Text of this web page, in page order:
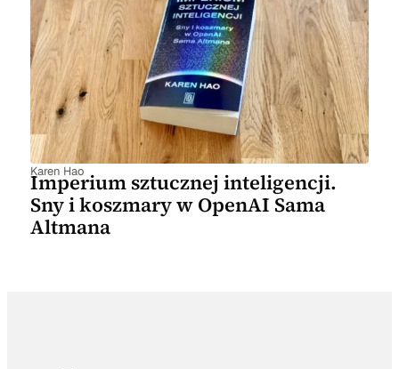
Karen Hao
Imperium sztucznej inteligencji.
Sny i koszmary w OpenAI Sama
Altmana